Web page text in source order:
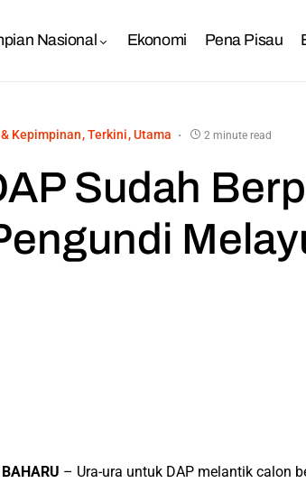
Nasional Ekonomi Pena Pisau
Kepimpinan Terkini Utama 2 minute read
Sudah
– Ura-ura untuk DAP melantik calon